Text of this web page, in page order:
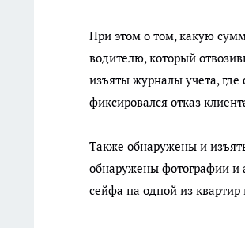
При этом о том, какую
водителю, который
изъяты журналы учета,
фиксировался отказ
Также обнаружены и
обнаружены фотографии и
сейфа на одной из квартир